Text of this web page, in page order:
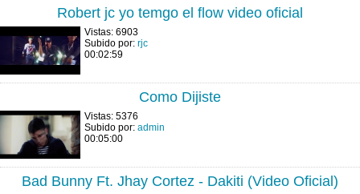
Robert jc yo temgo el flow video oficial
Vistas: 6903
Subido por: rjc
00:02:59
Como Dijiste
Vistas: 5376
Subido por: admin
00:05:00
Bad Bunny Ft. Jhay Cortez - Dakiti (Video Oficial)